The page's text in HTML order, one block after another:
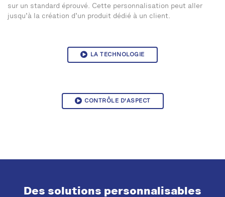
sur un standard éprouvé. Cette personnalisation peut aller
jusqu’à la création d’un produit dédié à un client.
LA TECHNOLOGIE
CONTRÔLE D'ASPECT
Des solutions personnalisables